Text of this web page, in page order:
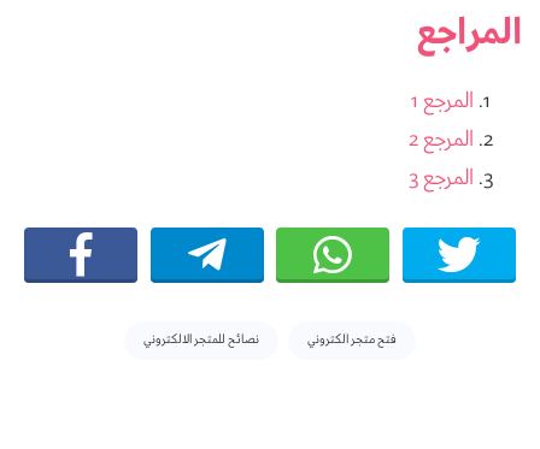
المراجع
المرجع 1
المرجع 2
المرجع 3
فتح متجر الكتروني نصائح للمتجر الالكتروني